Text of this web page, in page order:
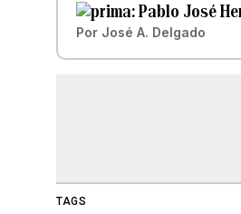
Pablo José
Por José A. Delgado
TAGS